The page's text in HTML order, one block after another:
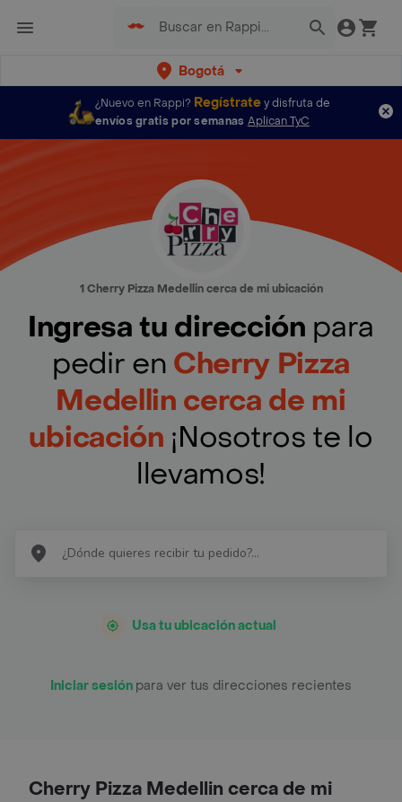
Bogotá
¿Nuevo en Rappi? Regístratey disfruta de
envíos gratis por semanas Aplican TyC
1 Cherry Pizza Medellin cerca de mi ubicación
Ingresa tu dirección para
pedir en Cherry Pizza
Medellin cerca de mi
ubicación ¡Nosotros te lo
llevamos!
Usa tu ubicación actual
Iniciar sesión para ver tus direcciones recientes
Cherry Pizza Medellin cerca de mi